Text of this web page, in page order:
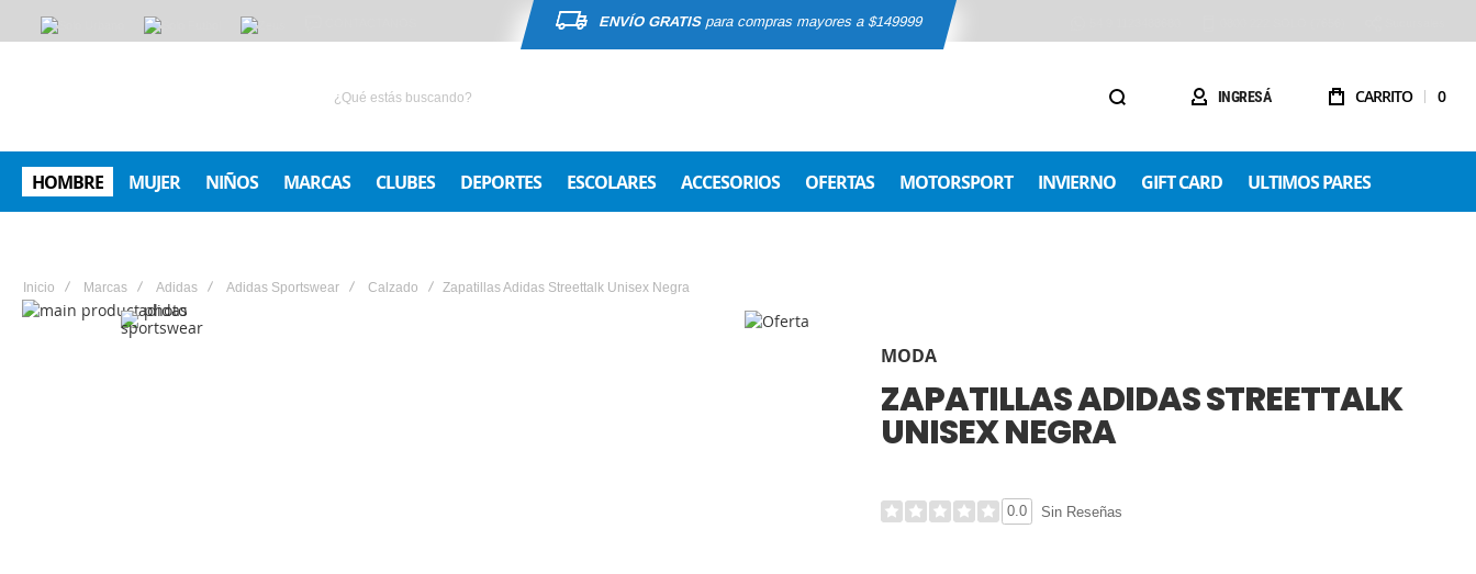
ENVÍO GRATISpara compras mayores a $149999
INGRESÁ CARRITO 0
HOMBRE MUJER NIÑOS MARCAS CLUBES DEPORTES ESCOLARES ACCESORIOS OFERTAS MOTORSPORT INVIERNO GIFT CARD ULTIMOS PARES
Inicio Marcas Adidas Adidas Sportswear Calzado Zapatillas Adidas Streettalk Unisex Negra
MODA
ZAPATILLAS ADIDAS STREETTALK
UNISEX NEGRA
0.0 Sin Reseñas